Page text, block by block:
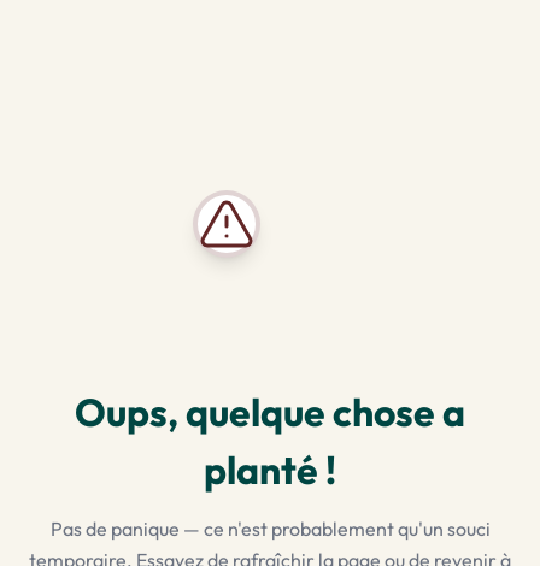
Oups, quelque chose a
planté !
Pas de panique — ce n'est probablement qu'un souci
temporaire. Essayez de rafraîchir la page ou de revenir à